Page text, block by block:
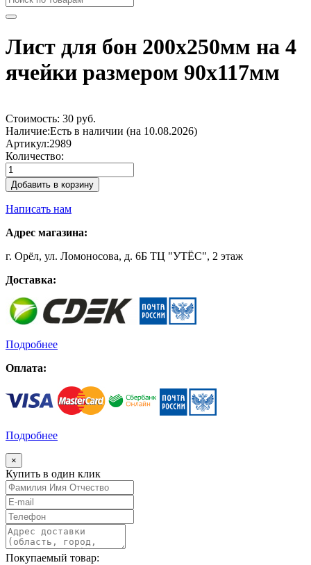
Лист для бон 200х250мм на 4
ячейки размером 90х117мм
Стоимость: 30 руб.
Наличие:Есть в наличии (на 10.08.2026)
Артикул:2989
Количество:
Добавить в корзину
Написать нам
Адрес магазина:
г. Орёл, ул. Ломоносова, д. 6Б ТЦ "УТЁС", 2 этаж
Доставка:
Подробнее
Оплата:
Подробнее
×
Купить в один клик
Покупаемый товар: